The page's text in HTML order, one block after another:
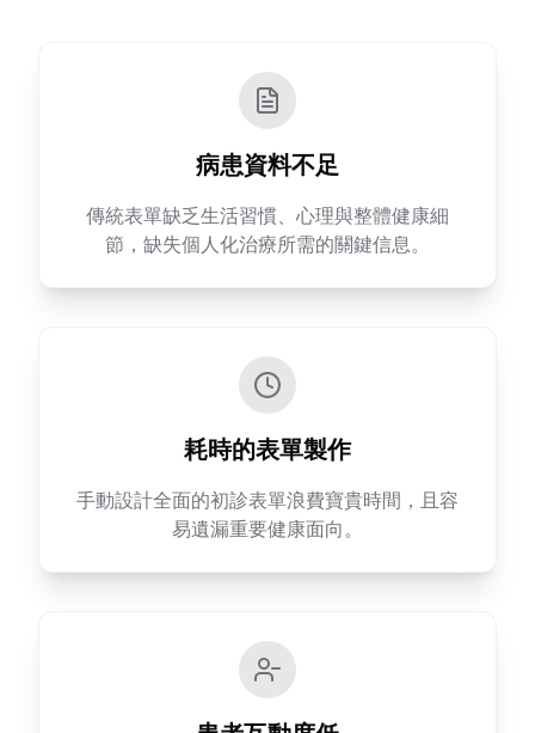
病患資料不足
傳統表單缺乏生活習慣、心理與整體健康細
節，缺失個人化治療所需的關鍵信息。
耗時的表單製作
手動設計全面的初診表單浪費寶貴時間，且容
易遺漏重要健康面向。